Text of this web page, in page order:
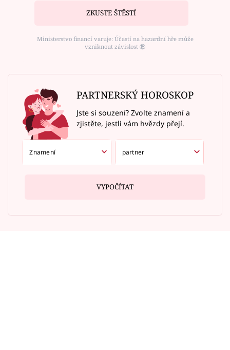
ZKUSTE ŠTĚSTÍ
Ministerstvo financí varuje: Účastí na hazardní hře může
vzniknout závislost ⑱
PARTNERSKÝ HOROSKOP
Jste si souzení? Zvolte znamení a
zjistěte, jestli vám hvězdy přejí.
VYPOČÍTAT